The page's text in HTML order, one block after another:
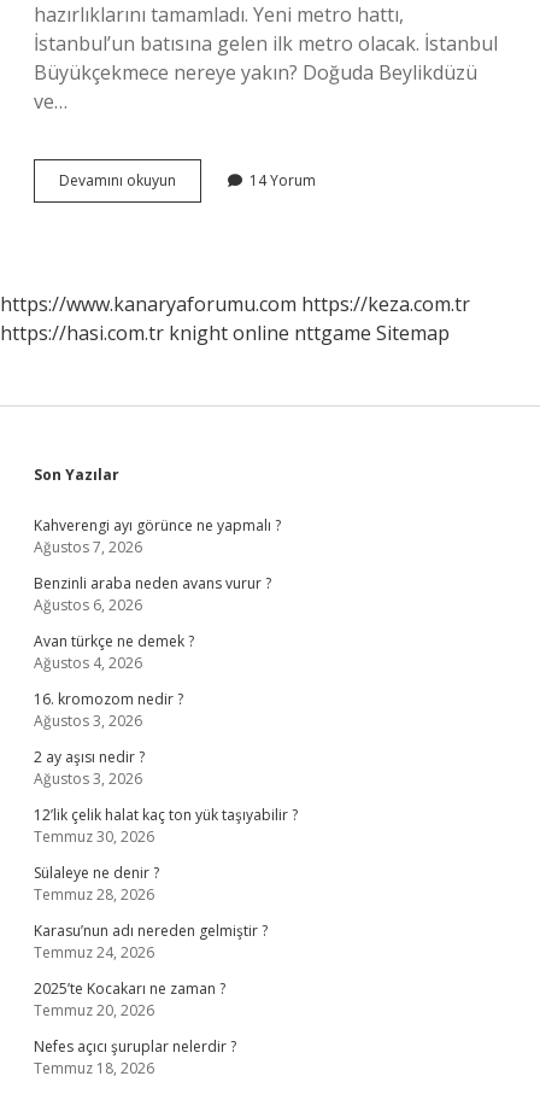
hazırlıklarını tamamladı. Yeni metro hattı,
İstanbul’un batısına gelen ilk metro olacak. İstanbul
Büyükçekmece nereye yakın? Doğuda Beylikdüzü
ve…
Devamını okuyun Büyükçekmece
Metro
14 Yorum
https://www.kanaryaforumu.com https://keza.com.tr
https://hasi.com.tr knight online nttgame Sitemap
Sidebar
Son Yazılar
Kahverengi ayı görünce ne yapmalı ?
Ağustos 7, 2026
Benzinli araba neden avans vurur ?
Ağustos 6, 2026
Avan türkçe ne demek ?
Ağustos 4, 2026
16. kromozom nedir ?
Ağustos 3, 2026
2 ay aşısı nedir ?
Ağustos 3, 2026
12’lik çelik halat kaç ton yük taşıyabilir ?
Temmuz 30, 2026
Sülaleye ne denir ?
Temmuz 28, 2026
Karasu’nun adı nereden gelmiştir ?
Temmuz 24, 2026
2025’te Kocakarı ne zaman ?
Temmuz 20, 2026
Nefes açıcı şuruplar nelerdir ?
Temmuz 18, 2026